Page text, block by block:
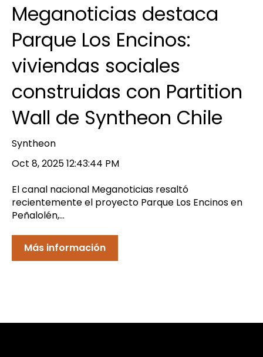
Meganoticias destaca
Parque Los Encinos:
viviendas sociales
construidas con Partition
Wall de Syntheon Chile
Syntheon
Oct 8, 2025 12:43:44 PM
El canal nacional Meganoticias resaltó
recientemente el proyecto Parque Los Encinos en
Peñalolén,...
Más información